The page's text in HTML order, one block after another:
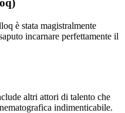
è stata magistralmente
incarnare perfettamente il
altri attori di talento che
indimenticabile.